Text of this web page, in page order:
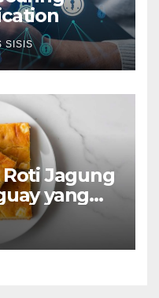
SISIS
Roti Jagung
yang